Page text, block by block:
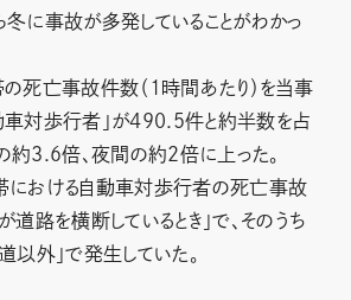
冬に事故が多発していることがわかっ
の死亡事故件数（1時間あたり）を当事
車対歩行者」が490.5件と約半数を占
約3.6倍、夜間の約2倍に上った。
における自動車対歩行者の死亡事故
路を横断しているとき」で、そのうち
以外」で発生していた。